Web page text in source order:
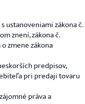
ustanoveniami zákona č.
znení, zákona č.
zmene zákona
predpisov,
pri predaji tovaru
práva a